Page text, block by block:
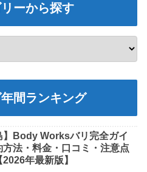
ーから探す
間ランキング
】Body Worksバリ完全ガイ
方法・料金・口コミ・注意点
2026年最新版】